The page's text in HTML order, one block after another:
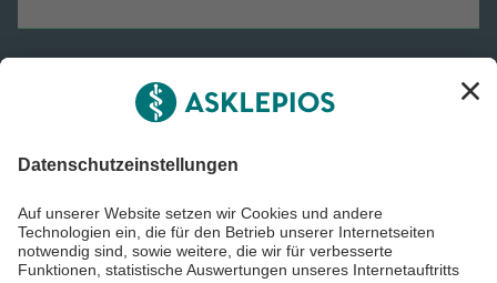
Informiert bleiben